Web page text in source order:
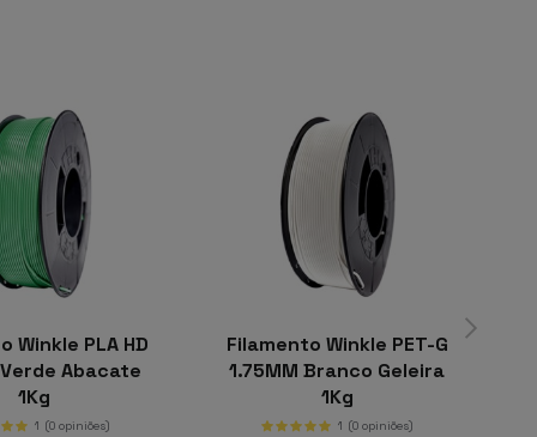
Winkle PLA HD
Abacate
1Kg
1 (0 opiniões)
Filamento Winkle PET-G
1.75MM Branco Geleira
1Kg
1 (0 opiniões)